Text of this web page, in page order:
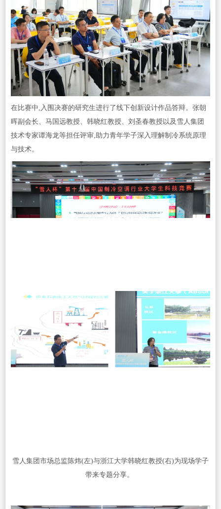
在比赛中,入围决赛的研究生进行了线下创新设计作品答辩。张朝
晖副会长、马国远教授、韩晓红教授、刘圣春教授以及雪人集团
技术专家谭海龙等担任评审,助力青年学子深入理解制冷系统原理
与技术。
雪人集团市场总监陈炜(左)与浙江大学韩晓红教授(右)为现场学子
带来专题分享。